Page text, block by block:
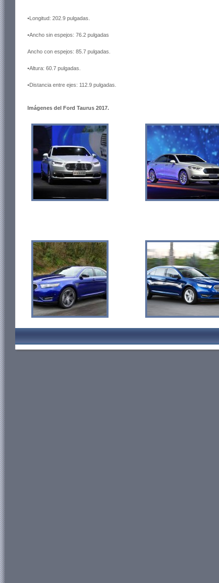
•Longitud: 202.9 pulgadas.
•Ancho sin espejos: 76.2 pulgadas
Ancho con espejos: 85.7 pulgadas.
•Altura: 60.7 pulgadas.
•Distancia entre ejes: 112.9 pulgadas.
Imágenes del Ford Taurus 2017.